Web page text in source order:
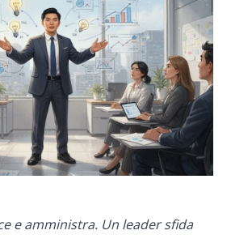
e amministra. Un leader sfida